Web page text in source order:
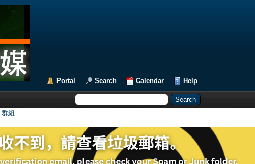
Portal Search Calendar Help
組